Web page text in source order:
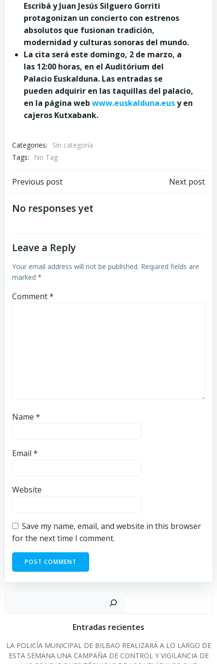
Escribá y Juan Jesús Silguero Gorriti
protagonizan un concierto con estrenos
absolutos que fusionan tradición,
modernidad y culturas sonoras del mundo.
La cita será este domingo, 2 de marzo, a
las 12:00 horas, en el Auditórium del
Palacio Euskalduna. Las entradas se
pueden adquirir en las taquillas del palacio,
en la página web www.euskalduna.eusy en
cajeros Kutxabank.
Categories:
Sin categoría
Tags:
No Tag
Post
navigation
Previous post Next post
No responses yet
Leave a Reply
Your email address will not be published. Required fields are
marked *
Comment*
Name *
Email *
Website
Save my name, email, and website in this browser
for the next time I comment.
Entradas recientes
LA POLICÍA MUNICIPAL DE BILBAO REALIZARÁ A LO LARGO DE
ESTA SEMANA UNA CAMPAÑA DE CONTROL Y VIGILANCIA DE